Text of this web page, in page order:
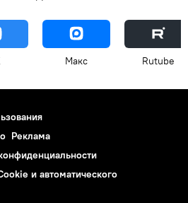
Макс Rutube
Реклама
и автоматического